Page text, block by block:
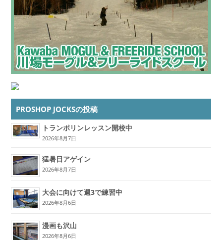
PROSHOP JOCKSの投稿
トランポリンレッスン開校中
2026年8月7日
猛暑日アゲイン
2026年8月7日
大会に向けて週3で練習中
2026年8月6日
漫画も沢山
2026年8月6日